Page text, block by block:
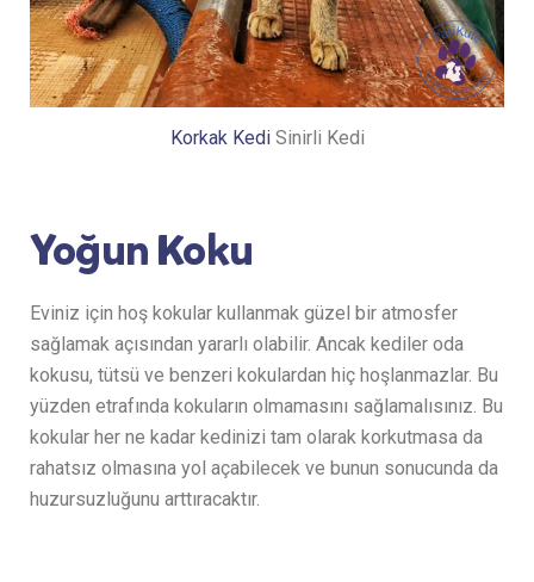
Korkak KediSinirli Kedi
Yoğun Koku
Eviniz için hoş kokular kullanmak güzel bir atmosfer
sağlamak açısından yararlı olabilir. Ancak kediler oda
kokusu, tütsü ve benzeri kokulardan hiç hoşlanmazlar. Bu
yüzden etrafında kokuların olmamasını sağlamalısınız. Bu
kokular her ne kadar kedinizi tam olarak korkutmasa da
rahatsız olmasına yol açabilecek ve bunun sonucunda da
huzursuzluğunu arttıracaktır.